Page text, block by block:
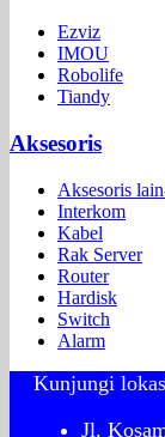
Ezviz
IMOU
Robolife
Tiandy
Aksesoris
Aksesoris
Interkom
Kabel
Rak Server
Router
Hardisk
Switch
Alarm
Kunjungi
Jl.